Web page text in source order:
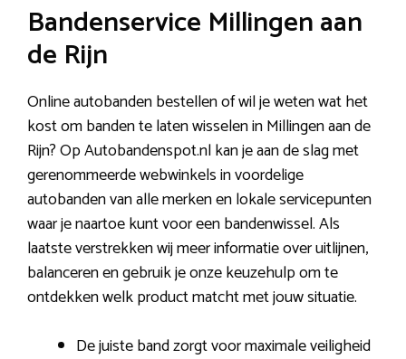
Bandenservice Millingen aan
de Rijn
Online autobanden bestellen of wil je weten wat het
kost om banden te laten wisselen in Millingen aan de
Rijn? Op Autobandenspot.nl kan je aan de slag met
gerenommeerde webwinkels in voordelige
autobanden van alle merken en lokale servicepunten
waar je naartoe kunt voor een bandenwissel. Als
laatste verstrekken wij meer informatie over uitlijnen,
balanceren en gebruik je onze keuzehulp om te
ontdekken welk product matcht met jouw situatie.
De juiste band zorgt voor maximale veiligheid